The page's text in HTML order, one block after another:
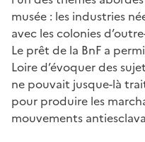
musée : les industries
avec les colonies
Le prêt de la BnF a
Loire d’évoquer des
ne pouvait jusque-là
pour produire les
mouvements